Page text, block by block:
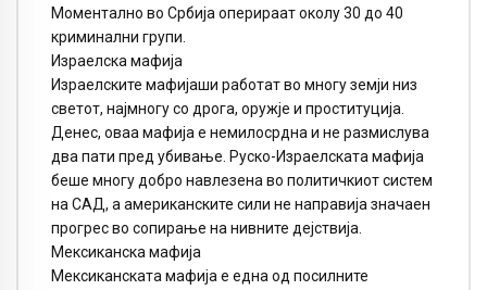
Моментално во Србија оперираат околу 30 до 40
криминални групи.
Израелска мафија
Израелските мафијаши работат во многу земји низ
светот, најмногу со дрога, оружје и проституција.
Денес, оваа мафија е немилосрдна и не размислува
два пати пред убивање. Руско-Израелската мафија
беше многу добро навлезена во политичкиот систем
на САД, а американските сили не направија значаен
прогрес во сопирање на нивните дејствија.
Мексиканска мафија
Мексиканската мафија е една од посилните